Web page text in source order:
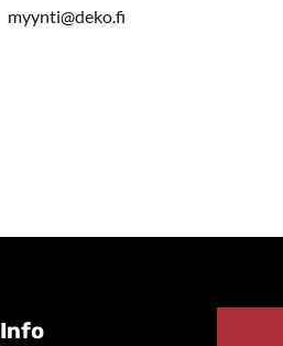
myynti@deko.fi
Info